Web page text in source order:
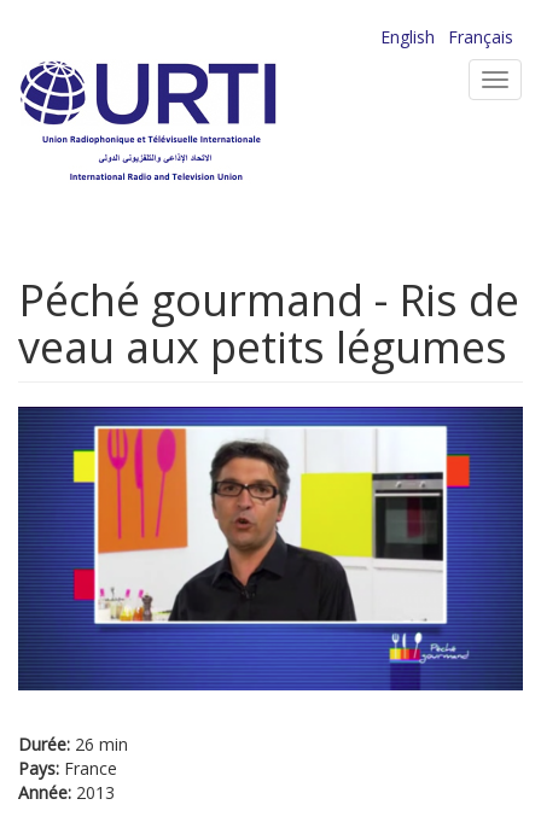
contenu
principal
English
Français
Péché gourmand - Ris de
veau aux petits légumes
Durée: 26 min
Pays: France
Année: 2013